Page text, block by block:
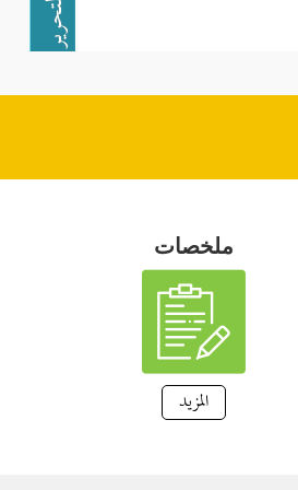
ملخصات
المزيد